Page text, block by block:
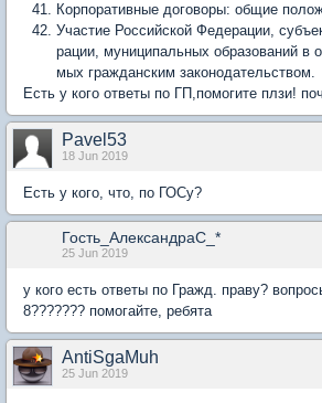
Корпоративные договоры: общие
Участие Российской Федерации,
рации, муниципальных образований в
мых гражданским законодательством.
Есть у кого ответы по ГП,помогите плзи!
Pavel53
18 Jun 2019
Есть у кого, что, по ГОСу?
Гость_АлександраC_*
25 Jun 2019
у кого есть ответы по Гражд. праву?
8??????? помогайте, ребята
AntiSgaMuh
25 Jun 2019